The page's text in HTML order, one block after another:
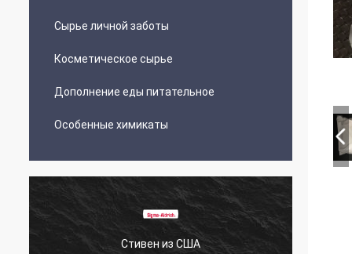
Сырье личной заботы
Косметическое сырье
Дополнение еды питательное
Особенные химикаты
Стивен из США